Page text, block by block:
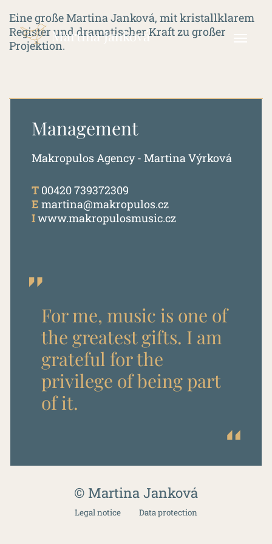
Martina Janková
Eine große Martina Janková, mit kristallklarem
Register und dramatischer Kraft zu großer
Projektion.
Management
Makropulos Agency - Martina Výrková
T 00420 739372309
E martina@makropulos.cz
Iwww.makropulosmusic.cz
For me, music is one of
the greatest gifts. I am
grateful for the
privilege of being part
of it.
© Martina Janková
Legal notice Data protection